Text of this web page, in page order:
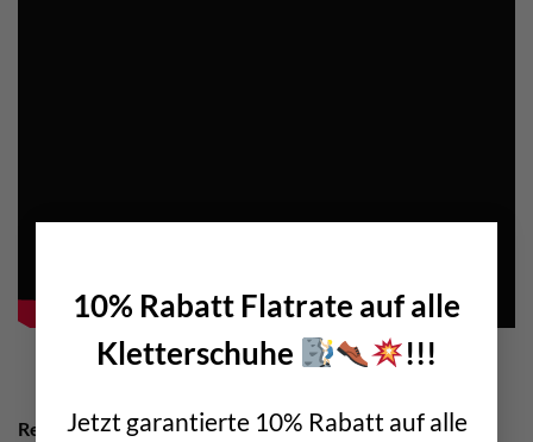
10% Rabatt Flatrate auf alle
Kletterschuhe
!!!
Jetzt garantierte 10% Rabatt auf alle
Rechtliche Infos zum Klettershop Gutschein